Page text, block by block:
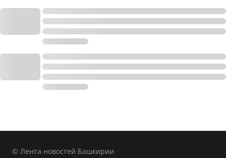
© Лента новостей Башкирии